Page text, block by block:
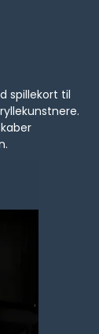
spillekort til